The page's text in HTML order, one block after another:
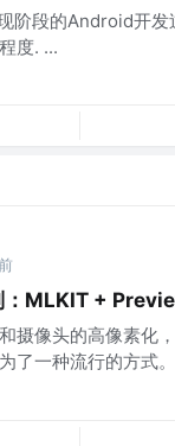
阶段的Android开发
度. ...
MLKIT +
摄像头的高像素化
了一种流行的方式。